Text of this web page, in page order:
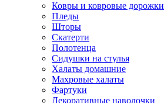
Ковры и ковровые дорожки
Пледы
Шторы
Скатерти
Полотенца
Сидушки на стулья
Халаты домашние
Махровые халаты
Фартуки
Декоративные наволочки